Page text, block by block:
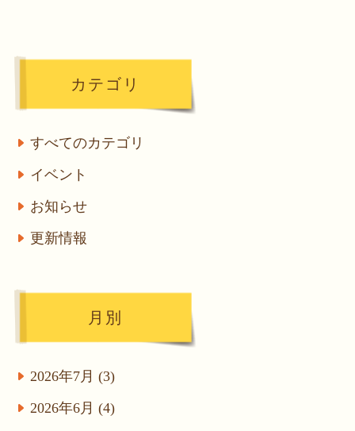
カテゴリ
すべてのカテゴリ
イベント
お知らせ
更新情報
月別
2026年7月 (3)
2026年6月 (4)